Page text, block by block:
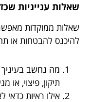
שאלות ענייניות
שאלות ממוקדות
להיכנס להבטחות או
מה נחשב
תיקון, פיצוי, או
אילו ראיות כדאי